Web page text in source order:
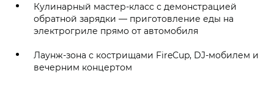
Кулинарный мастер-класс с демонстрацией
обратной зарядки — приготовление еды на
электрогриле прямо от автомобиля
Лаунж-зона с кострищами FireCup, DJ-мобилем и
вечерним концертом